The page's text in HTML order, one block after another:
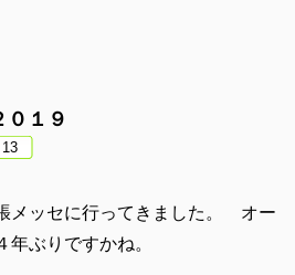
０１９
13
メッセに行ってきました。 オー
年ぶりですかね。